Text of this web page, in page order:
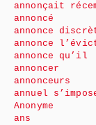
annonçait
annoncé
annonce
annonce
annonce qu’il
annoncer
annonceurs
annuel
Anonyme
ans